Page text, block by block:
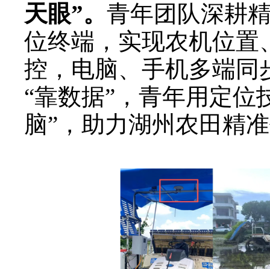
天眼”。 青年团队深耕
位终端，实现农机位置
控，电脑、手机多端同
“靠数据”，青年用定位
脑”，助力湖州农田精